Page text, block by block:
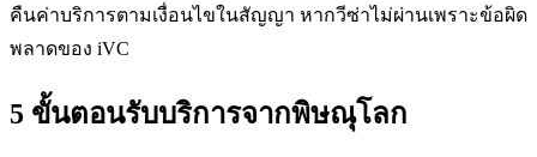
คืนค่าบริการตามเงื่อนไขในสัญญา หากวีซ่าไม่ผ่านเพราะข้อผิด
พลาดของ iVC
5 ขั้นตอนรับบริการจากพิษณุโลก